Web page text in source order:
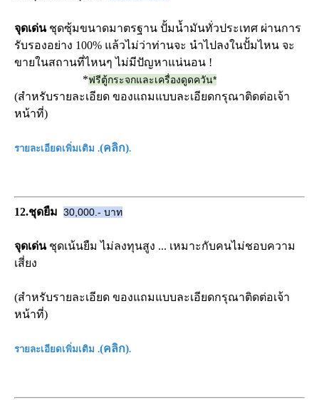
จุดเด่น ชุดซุ้มขนาดมาตรฐาน ปั้มน้ำมันทั่วประเทศ ผ่านการ
รับรองอย่าง 100% แล้วไม่ว่าท่านจะ นำไปลงในปั้มไหน จะ
ขายในสถานที่ไหนๆ ไม่มีปัญหาแน่นอน !
*ฟรีตู้กระจกและเครื่องดูดควัน*
(สำหรับรายละเอียด ของแถมแบบละเอียดกรุณาติดต่อเจ้า
หน้าที่)
รายละเอียดเพิ่มเติม .(คลิก).
12.ชุดยืม 30,000.- บาท
จุดเด่น ชุดเน้นยืม ไม่ลงทุนสูง ... เหมาะกับคนไม่ชอบความ
เสี่ยง
(สำหรับรายละเอียด ของแถมแบบละเอียดกรุณาติดต่อเจ้า
หน้าที่)
รายละเอียดเพิ่มเติม .(คลิก).